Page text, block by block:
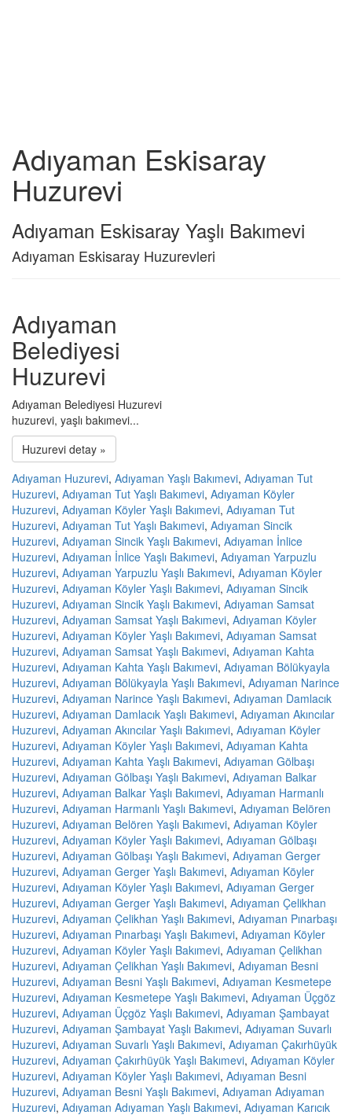
Adıyaman Eskisaray
Huzurevi
Adıyaman Eskisaray Yaşlı Bakımevi
Adıyaman Eskisaray Huzurevleri
Adıyaman
Belediyesi
Huzurevi
Adıyaman Belediyesi Huzurevi
huzurevi, yaşlı bakımevi...
Huzurevi detay »
Adıyaman Huzurevi, Adıyaman Yaşlı Bakımevi, Adıyaman Tut
Huzurevi, Adıyaman Tut Yaşlı Bakımevi, Adıyaman Köyler
Huzurevi, Adıyaman Köyler Yaşlı Bakımevi, Adıyaman Tut
Huzurevi, Adıyaman Tut Yaşlı Bakımevi, Adıyaman Sincik
Huzurevi, Adıyaman Sincik Yaşlı Bakımevi, Adıyaman İnlice
Huzurevi, Adıyaman İnlice Yaşlı Bakımevi, Adıyaman Yarpuzlu
Huzurevi, Adıyaman Yarpuzlu Yaşlı Bakımevi, Adıyaman Köyler
Huzurevi, Adıyaman Köyler Yaşlı Bakımevi, Adıyaman Sincik
Huzurevi, Adıyaman Sincik Yaşlı Bakımevi, Adıyaman Samsat
Huzurevi, Adıyaman Samsat Yaşlı Bakımevi, Adıyaman Köyler
Huzurevi, Adıyaman Köyler Yaşlı Bakımevi, Adıyaman Samsat
Huzurevi, Adıyaman Samsat Yaşlı Bakımevi, Adıyaman Kahta
Huzurevi, Adıyaman Kahta Yaşlı Bakımevi, Adıyaman Bölükyayla
Huzurevi, Adıyaman Bölükyayla Yaşlı Bakımevi, Adıyaman Narince
Huzurevi, Adıyaman Narince Yaşlı Bakımevi, Adıyaman Damlacık
Huzurevi, Adıyaman Damlacık Yaşlı Bakımevi, Adıyaman Akıncılar
Huzurevi, Adıyaman Akıncılar Yaşlı Bakımevi, Adıyaman Köyler
Huzurevi, Adıyaman Köyler Yaşlı Bakımevi, Adıyaman Kahta
Huzurevi, Adıyaman Kahta Yaşlı Bakımevi, Adıyaman Gölbaşı
Huzurevi, Adıyaman Gölbaşı Yaşlı Bakımevi, Adıyaman Balkar
Huzurevi, Adıyaman Balkar Yaşlı Bakımevi, Adıyaman Harmanlı
Huzurevi, Adıyaman Harmanlı Yaşlı Bakımevi, Adıyaman Belören
Huzurevi, Adıyaman Belören Yaşlı Bakımevi, Adıyaman Köyler
Huzurevi, Adıyaman Köyler Yaşlı Bakımevi, Adıyaman Gölbaşı
Huzurevi, Adıyaman Gölbaşı Yaşlı Bakımevi, Adıyaman Gerger
Huzurevi, Adıyaman Gerger Yaşlı Bakımevi, Adıyaman Köyler
Huzurevi, Adıyaman Köyler Yaşlı Bakımevi, Adıyaman Gerger
Huzurevi, Adıyaman Gerger Yaşlı Bakımevi, Adıyaman Çelikhan
Huzurevi, Adıyaman Çelikhan Yaşlı Bakımevi, Adıyaman Pınarbaşı
Huzurevi, Adıyaman Pınarbaşı Yaşlı Bakımevi, Adıyaman Köyler
Huzurevi, Adıyaman Köyler Yaşlı Bakımevi, Adıyaman Çelikhan
Huzurevi, Adıyaman Çelikhan Yaşlı Bakımevi, Adıyaman Besni
Huzurevi, Adıyaman Besni Yaşlı Bakımevi, Adıyaman Kesmetepe
Huzurevi, Adıyaman Kesmetepe Yaşlı Bakımevi, Adıyaman Üçgöz
Huzurevi, Adıyaman Üçgöz Yaşlı Bakımevi, Adıyaman Şambayat
Huzurevi, Adıyaman Şambayat Yaşlı Bakımevi, Adıyaman Suvarlı
Huzurevi, Adıyaman Suvarlı Yaşlı Bakımevi, Adıyaman Çakırhüyük
Huzurevi, Adıyaman Çakırhüyük Yaşlı Bakımevi, Adıyaman Köyler
Huzurevi, Adıyaman Köyler Yaşlı Bakımevi, Adıyaman Besni
Huzurevi, Adıyaman Besni Yaşlı Bakımevi, Adıyaman Adıyaman
Huzurevi, Adıyaman Adıyaman Yaşlı Bakımevi, Adıyaman Karıcık